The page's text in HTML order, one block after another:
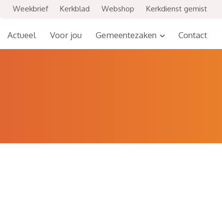
Actueel Voor jou Gemeentezaken Contact
Weekbrief Kerkblad Webshop Kerkdienst gemist